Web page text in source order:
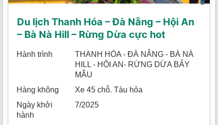
Du lịch Thanh Hóa – Đà Nẵng – Hội An
– Bà Nà Hill – Rừng Dừa cực hot
Hành trình
THANH HÓA - ĐÀ NẴNG - BÀ NÀ
HILL - HỘI AN- RỪNG DỪA BẢY
MẪU
Hàng không
Xe 45 chỗ. Tàu hỏa
Ngày khởi
hành
7/2025